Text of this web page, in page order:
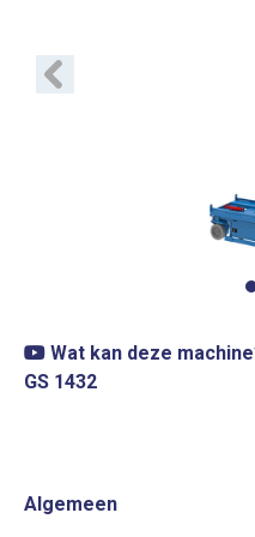
Vorige
Wat kan deze
GS 1432
Algemeen